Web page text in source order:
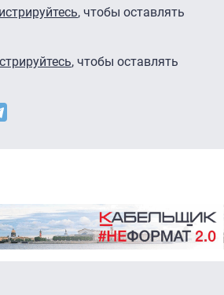
, чтобы оставлять
, чтобы оставлять